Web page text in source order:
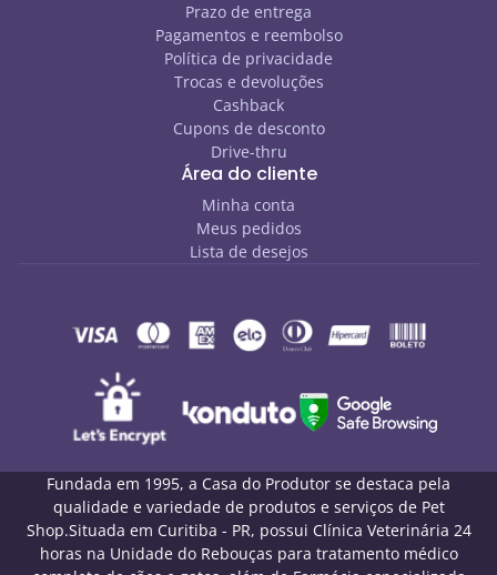
Prazo de entrega
Pagamentos e reembolso
Política de privacidade
Trocas e devoluções
Cashback
Cupons de desconto
Drive-thru
Área do cliente
Minha conta
Meus pedidos
Lista de desejos
Fundada em 1995, a Casa do Produtor se destaca pela
qualidade e variedade de produtos e serviços de Pet
Shop.Situada em Curitiba - PR, possui Clínica Veterinária 24
horas na Unidade do Rebouças para tratamento médico